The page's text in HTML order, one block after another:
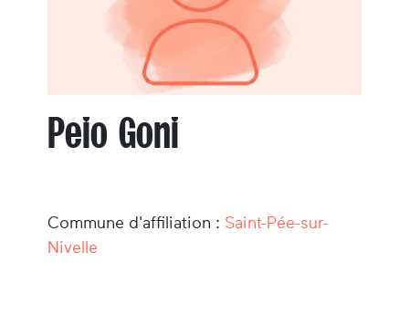
Peio Goni
Commune d'affiliation : Saint-Pée-sur-
Nivelle